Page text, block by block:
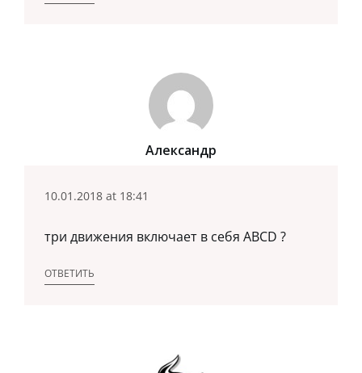
Александр
10.01.2018 at 18:41
три движения включает в себя ABCD ?
ОТВЕТИТЬ